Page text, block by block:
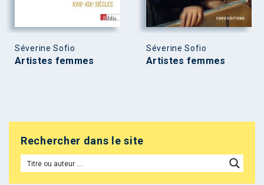
Séverine Sofio
Artistes femmes
Séverine Sofio
Artistes femmes
Rechercher dans le site